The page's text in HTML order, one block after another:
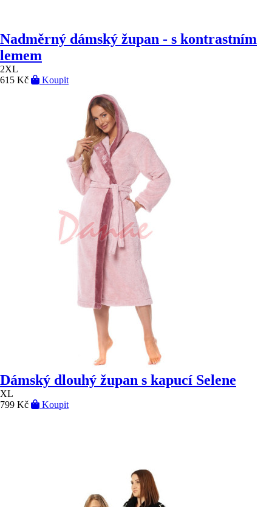
Nadměrný dámský župan - s kontrastním
lemem
2XL
615 Kč
Koupit
Dámský dlouhý župan s kapucí Selene
XL
799 Kč
Koupit